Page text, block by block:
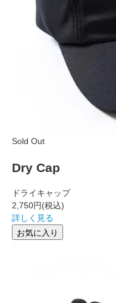
Sold Out
Dry Cap
ドライキャップ
2,750円(税込)
詳しく見る
お気に入り